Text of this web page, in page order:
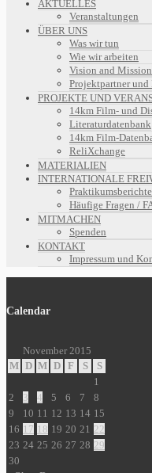
AKTUELLES
Veranstaltungen
ÜBER UNS
Was wir tun
Wie wir arbeiten
Vision and Mission
Projektpartner und
PROJEKTE UND
14km Film- und
Literaturdatenbank
14km Film-
ReliXchange
MATERIALIEN
INTERNATIONALE
Praktikumsberichte
Häufige Fragen /
MITMACHEN
Spenden
KONTAKT
Impressum und
Calendar
November 2015
M D M D F S
S
1
2
3 4 5 6 7
8
9
10 11 12 13 14 15
16 17 18 19 20 21 22
23 24 25 26 27 28 29
30